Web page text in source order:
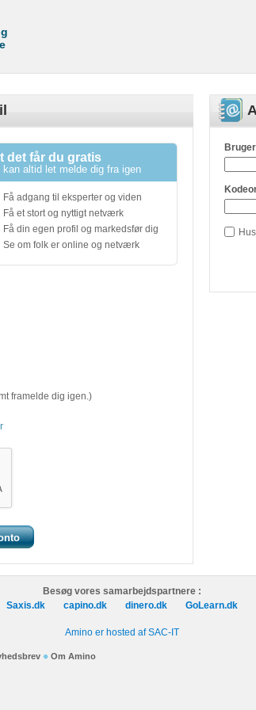
det får du gratis
kan altid let melde dig fra igen
Få adgang til eksperter og viden
Få et stort og nyttigt netværk
Få din egen profil og markedsfør dig
Se om folk er online og netværk
framelde dig igen.)
Besøg vores samarbejdspartnere :
Saxis.dk
capino.dk dinero.dk GoLearn.dk
Amino er hosted af SAC-IT
Om Amino